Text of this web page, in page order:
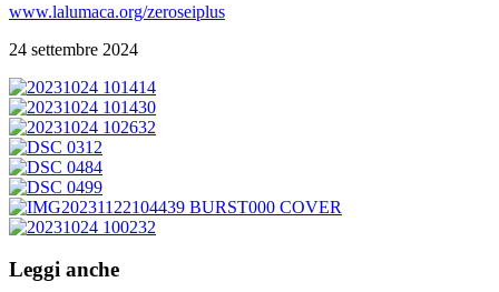
www.lalumaca.org/zeroseiplus
24 settembre 2024
Leggi anche